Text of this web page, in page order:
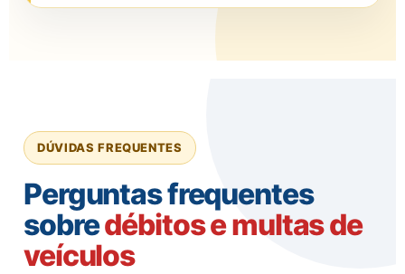
DÚVIDAS FREQUENTES
Perguntas frequentes
sobredébitos e multas de
veículos